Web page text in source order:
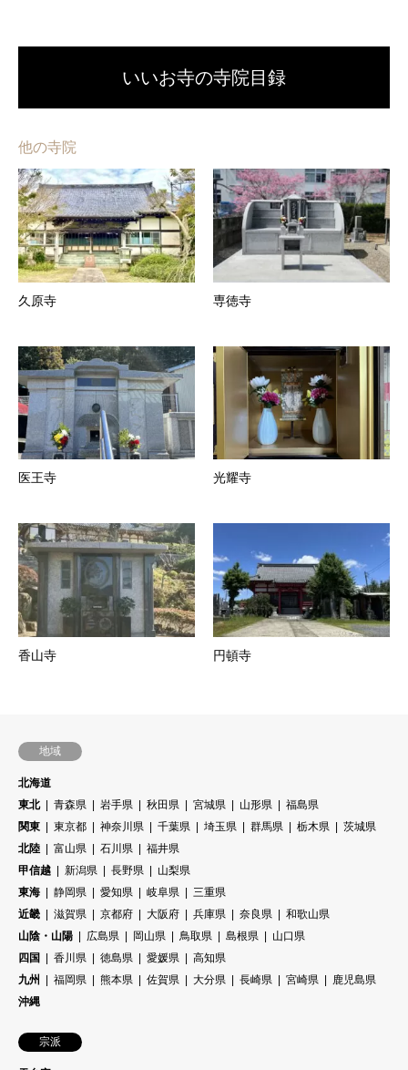
いいお寺の寺院目録
他の寺院
久原寺 専徳寺
医王寺 光耀寺
香山寺 円頓寺
地域
北海道
東北
青森県 岩手県 秋田県 宮城県 山形県
福島県
関東
東京都 神奈川県 千葉県 埼玉県 群馬県 栃木県
茨城県
北陸
富山県 石川県
福井県
甲信越
新潟県 長野県
山梨県
東海
静岡県 愛知県 岐阜県
三重県
近畿
滋賀県 京都府 大阪府 兵庫県 奈良県
和歌山県
山陰・山陽
広島県 岡山県 鳥取県 島根県
山口県
四国
香川県 徳島県 愛媛県
高知県
九州
福岡県 熊本県 佐賀県 大分県 長崎県 宮崎県
鹿児島県
沖縄
宗派